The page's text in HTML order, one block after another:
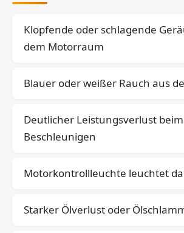
Klopfende oder schlagende
dem Motorraum
Blauer oder weißer Rauch aus
Deutlicher Leistungsverlust beim
Beschleunigen
Motorkontrollleuchte leuchtet
Starker Ölverlust oder